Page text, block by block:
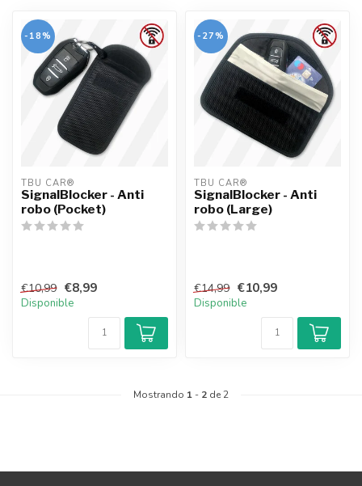
-18%
TBU CAR®
SignalBlocker - Anti
robo (Pocket)
€10,99 €8,99
Disponible
-27%
TBU CAR®
SignalBlocker - Anti
robo (Large)
€14,99 €10,99
Disponible
Mostrando 1 - 2 de 2